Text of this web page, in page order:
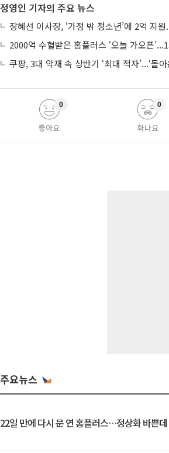
정영인 기자의 주요 뉴스
장혜선 이사장, ‘가정 밖 청소년’에 2억 지
2000억 수혈받은 홈플러스 ‘오늘 가오픈
쿠팡, 3대 악재 속 상반기 ‘최대 적자’...‘돌
좋아요
0
화나요
0
주요뉴스
22일 만에 다시 문 연 홈플러스…정상화 바쁜데